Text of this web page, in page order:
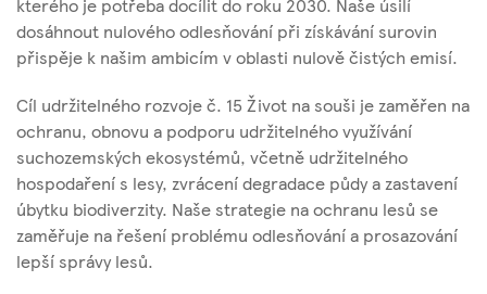
dosáhnout nulového odlesňování při získávání surovin
přispěje k našim ambicím v oblasti nulově čistých emisí.
Cíl udržitelného rozvoje č. 15 Život na souši je zaměřen na
ochranu, obnovu a podporu udržitelného využívání
suchozemských ekosystémů, včetně udržitelného
hospodaření s lesy, zvrácení degradace půdy a zastavení
úbytku biodiverzity. Naše strategie na ochranu lesů se
zaměřuje na řešení problému odlesňování a prosazování
lepší správy lesů.